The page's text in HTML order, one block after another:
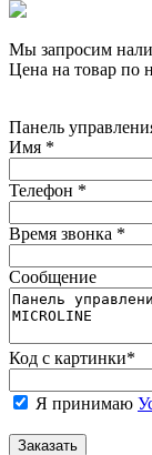
Мы запросим
Цена на товар по
Панель
Имя *
Телефон *
Время звонка *
Сообщение
Код с картинки*
Я принимаю
Заказать